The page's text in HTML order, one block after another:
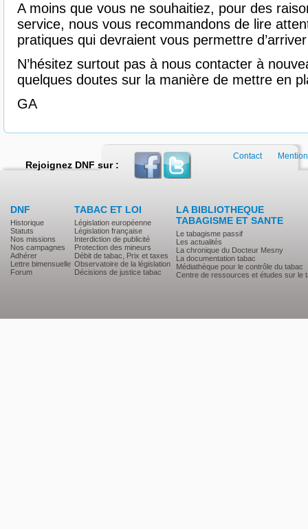
A moins que vous ne souhaitiez, pour des
service, nous vous recommandons de lire
pratiques qui devraient vous permettre
N’hésitez surtout pas à nous contacter à
quelques doutes sur la manière de mettre en
GA
Rejoignez DNF sur :
DNF
Historique
Statuts
Nos missions
Nos campagnes
Adhérer
Lettre bimensuelle
Forum
TABAC ET LOI
Législation européenne
Législation française
Interdiction de publicité
Protection des mineurs
Débit de tabac, Prix et taxes
Observatoire de la législation
Décisions de justice tabac
LA BIBLIOTHEQUE
TABAGISME ET SANTE
Le tabagisme passif
Les actualités
La chronique du Docteur Mesny
La documentation tabac
Médiathèque pour le contrôle du tabac
Centre de ressources et études sur le
Contact